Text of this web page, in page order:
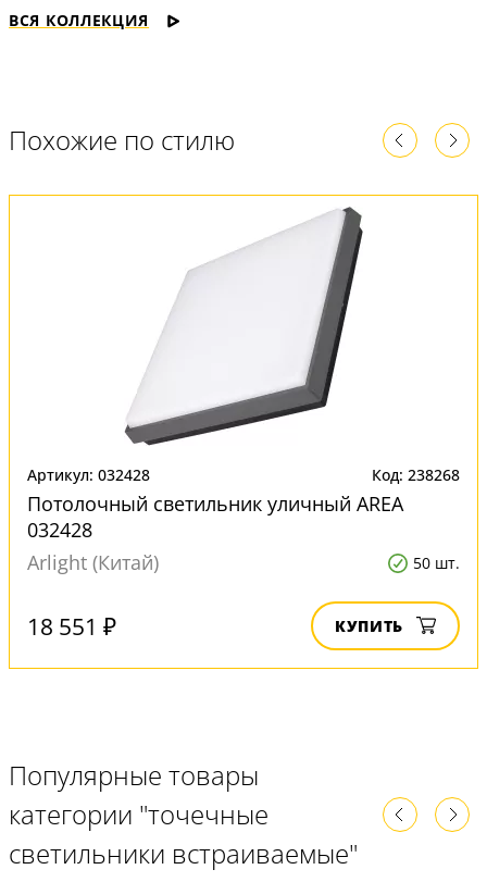
ВСЯ КОЛЛЕКЦИЯ
Похожие по стилю
Артикул: 032428 Код: 238268
Потолочный светильник уличный AREA
032428
Arlight (Китай)
50 шт.
18 551 ₽ КУПИТЬ
Популярные товары
категории "точечные
светильники встраиваемые"